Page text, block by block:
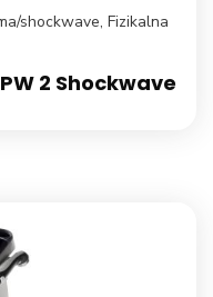
shockwave, Fizikalna
2 Shockwave